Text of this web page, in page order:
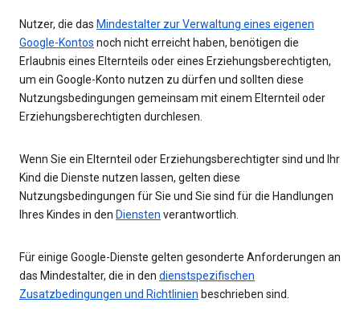
Nutzer, die das Mindestalter zur Verwaltung eines eigenen
Google-Kontos noch nicht erreicht haben, benötigen die
Erlaubnis eines Elternteils oder eines Erziehungsberechtigten,
um ein Google-Konto nutzen zu dürfen und sollten diese
Nutzungsbedingungen gemeinsam mit einem Elternteil oder
Erziehungsberechtigten durchlesen.
Wenn Sie ein Elternteil oder Erziehungsberechtigter sind und Ihr
Kind die Dienste nutzen lassen, gelten diese
Nutzungsbedingungen für Sie und Sie sind für die Handlungen
Ihres Kindes in den Diensten verantwortlich.
Für einige Google-Dienste gelten gesonderte Anforderungen an
das Mindestalter, die in den dienstspezifischen
Zusatzbedingungen und Richtlinien beschrieben sind.